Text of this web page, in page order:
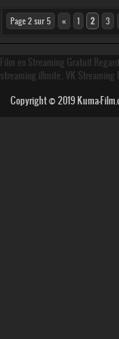
Page 2 sur 5 « 1 2 3
Film en Streaming Gratuit
streaming illmité, VK Streaming
Copyright © 2019Kuma-